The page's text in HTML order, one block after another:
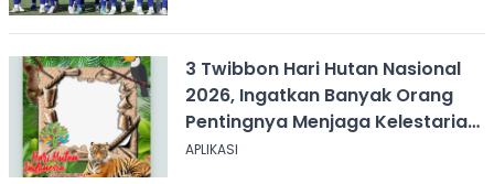
3 Twibbon Hari Hutan Nasional
2026, Ingatkan Banyak Orang
Pentingnya Menjaga Kelestarian
Hutan
APLIKASI